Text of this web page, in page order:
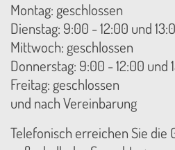
Montag: geschlossen
Dienstag: 9:00 - 12:00 und
Mittwoch: geschlossen
Donnerstag: 9:00 - 12:00 und
Freitag: geschlossen
und nach Vereinbarung
Telefonisch erreichen Sie die